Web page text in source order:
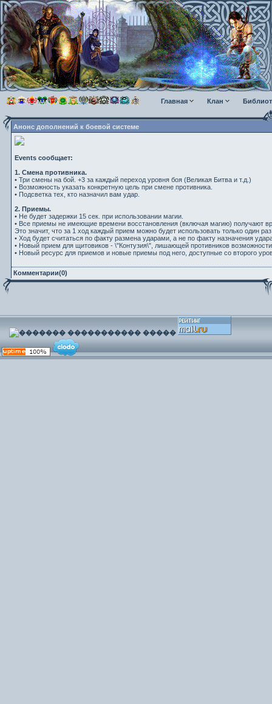
Главная Клан
Анонс дополнений к боевой системе
Events сообщает:
1. Смена противника.
• Три смены на бой. +3 за каждый переход уровня боя (Великая Битва и т.д.)
• Возможность указать конкретную цель при смене противника.
• Подсветка тех, кто назначил вам удар.
2. Приемы.
• Не будет задержки 15 сек. при использовании магии.
• Все приемы не имеющие времени восстановления (включая магию) получают
Это значит, что за 1 ход каждый прием можно будет использовать только один
• Ход будет считаться по факту размена ударами, а не по факту назначения
• Новый прием для щитовиков - \"Контузия\", лишающей противников
• Новый ресурс для приемов и новые приемы под него, доступные со второго
Комментарии(0)